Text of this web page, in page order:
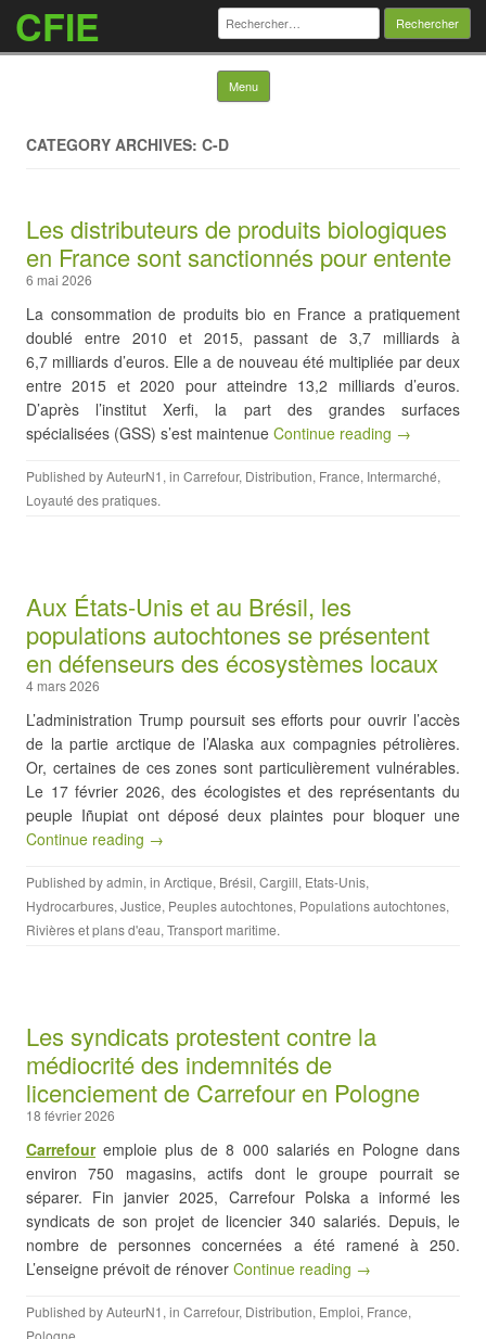
CFIE Rechercher :
Menu Skip to content
CATEGORY ARCHIVES: C-D
Les distributeurs de produits biologiques
en France sont sanctionnés pour entente
6 mai 2026
La consommation de produits bio en France a pratiquement
doublé entre 2010 et 2015, passant de 3,7 milliards à
6,7 milliards d’euros. Elle a de nouveau été multipliée par deux
entre 2015 et 2020 pour atteindre 13,2 milliards d’euros.
D’après l’institut Xerfi, la part des grandes surfaces
spécialisées (GSS) s’est maintenue Continue reading →
Published byAuteurN1 , in Carrefour, Distribution, France, Intermarché,
Loyauté des pratiques.
Aux États-Unis et au Brésil, les
populations autochtones se présentent
en défenseurs des écosystèmes locaux
4 mars 2026
L’administration Trump poursuit ses efforts pour ouvrir l’accès
de la partie arctique de l’Alaska aux compagnies pétrolières.
Or, certaines de ces zones sont particulièrement vulnérables.
Le 17 février 2026, des écologistes et des représentants du
peuple Iñupiat ont déposé deux plaintes pour bloquer une
Continue reading →
Published byadmin, in Arctique, Brésil, Cargill, Etats-Unis,
Hydrocarbures, Justice, Peuples autochtones, Populations autochtones,
Rivières et plans d'eau, Transport maritime.
Les syndicats protestent contre la
médiocrité des indemnités de
licenciement de Carrefour en Pologne
18 février 2026
Carrefouremploie plus de 8 000 salariés en Pologne dans
environ 750 magasins, actifs dont le groupe pourrait se
séparer. Fin janvier 2025, Carrefour Polska a informé les
syndicats de son projet de licencier 340 salariés. Depuis, le
nombre de personnes concernées a été ramené à 250.
L’enseigne prévoit de rénover Continue reading →
Published byAuteurN1 , in Carrefour, Distribution, Emploi, France,
Pologne.